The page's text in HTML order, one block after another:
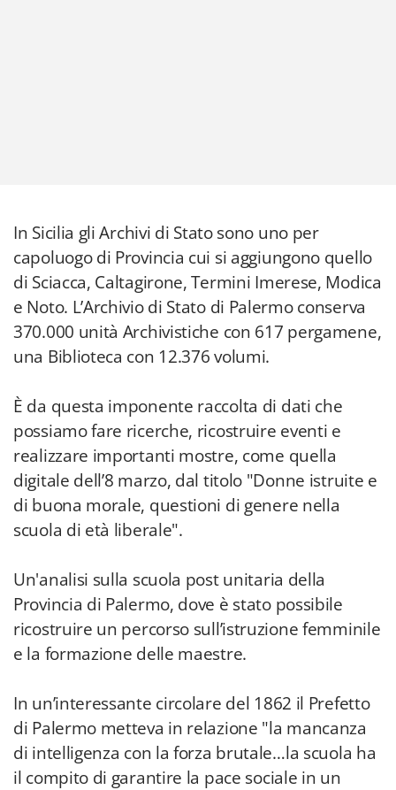
In Sicilia gli Archivi di Stato sono uno per
capoluogo di Provincia cui si aggiungono quello
di Sciacca, Caltagirone, Termini Imerese, Modica
e Noto. L’Archivio di Stato di Palermo conserva
370.000 unità Archivistiche con 617 pergamene,
una Biblioteca con 12.376 volumi.
È da questa imponente raccolta di dati che
possiamo fare ricerche, ricostruire eventi e
realizzare importanti mostre, come quella
digitale dell’8 marzo, dal titolo "Donne istruite e
di buona morale, questioni di genere nella
scuola di età liberale".
Un'analisi sulla scuola post unitaria della
Provincia di Palermo, dove è stato possibile
ricostruire un percorso sull’istruzione femminile
e la formazione delle maestre.
In un’interessante circolare del 1862 il Prefetto
di Palermo metteva in relazione "la mancanza
di intelligenza con la forza brutale…la scuola ha
il compito di garantire la pace sociale in un